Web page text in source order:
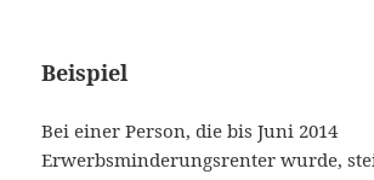
Beispiel
Bei einer Person, die bis Juni 2014
Erwerbsminderungsrenter wurde,